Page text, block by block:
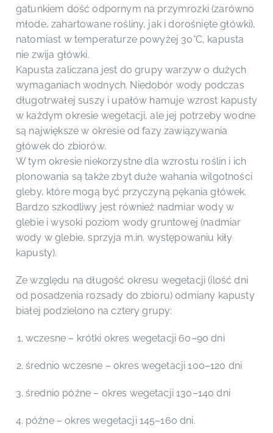
gatunkiem dość odpornym na przymrozki (zarówno
młode, zahartowane rośliny, jak i dorośnięte główki),
natomiast w temperaturze powyżej 30°C, kapusta
nie zwija główki.
Kapusta zaliczana jest do grupy warzyw o dużych
wymaganiach wodnych. Niedobór wody podczas
długotrwałej suszy i upałów hamuje wzrost kapusty
w każdym okresie wegetacji, ale jej potrzeby wodne
są największe w okresie od fazy zawiązywania
główek do zbiorów.
W tym okresie niekorzystne dla wzrostu roślin i ich
plonowania są także zbyt duże wahania wilgotności
gleby, które mogą być przyczyną pękania główek.
Bardzo szkodliwy jest również nadmiar wody w
glebie i wysoki poziom wody gruntowej (nadmiar
wody w glebie, sprzyja m.in. występowaniu kiły
kapusty).
Ze względu na długość okresu wegetacji (ilość dni
od posadzenia rozsady do zbioru) odmiany kapusty
białej podzielono na cztery grupy:
wczesne – krótki okres wegetacji 60–90 dni
średnio wczesne – okres wegetacji 100–120 dni
średnio późne – okres wegetacji 130–140 dni
późne – okres wegetacji 145–160 dni.